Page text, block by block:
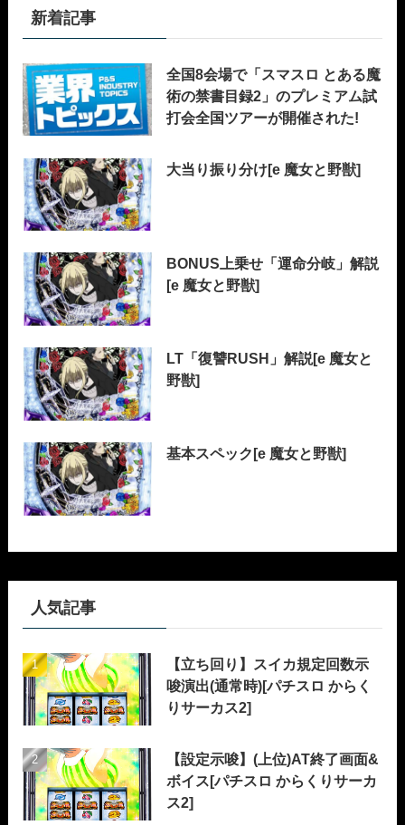
新着記事
全国8会場で「スマスロ とある魔
術の禁書目録2」のプレミアム試
打会全国ツアーが開催された!
大当り振り分け[e 魔女と野獣]
BONUS上乗せ「運命分岐」解説
[e 魔女と野獣]
LT「復讐RUSH」解説[e 魔女と
野獣]
基本スペック[e 魔女と野獣]
人気記事
【立ち回り】スイカ規定回数示
唆演出(通常時)[パチスロ からく
りサーカス2]
【設定示唆】(上位)AT終了画面&
ボイス[パチスロ からくりサーカ
ス2]